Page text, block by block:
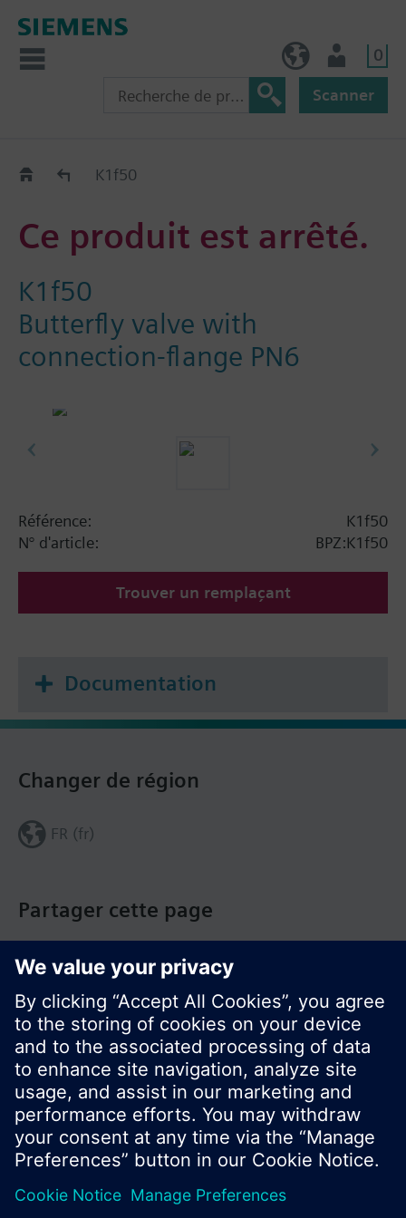
0
Scanner
Old2New
K1f50
Ce produit est arrêté.
K1f50
Butterfly valve with
connection-flange PN6
Référence:
K1f50
N° d'article:
BPZ:K1f50
Trouver un remplaçant
Documentation
Partager cette page
Changer de région
FR (fr)
© Siemens Switzerland Ltd. Building Technologies
Group - 2016
Le portefeuille des produits peut varier en